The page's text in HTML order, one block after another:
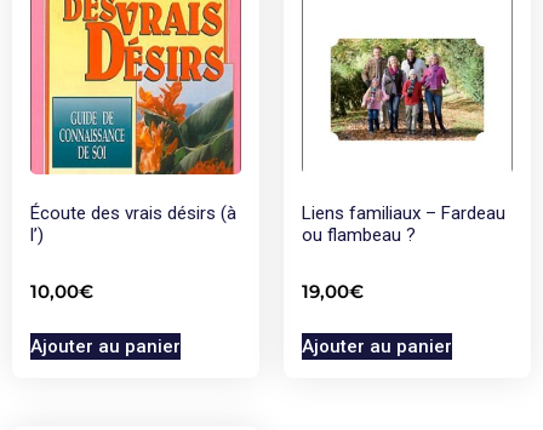
Écoute des vrais désirs (à
l’)
10,00€
Ajouter au panier
Liens familiaux – Fardeau
ou flambeau ?
19,00€
Ajouter au panier